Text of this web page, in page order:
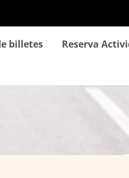
billetes
Reserva